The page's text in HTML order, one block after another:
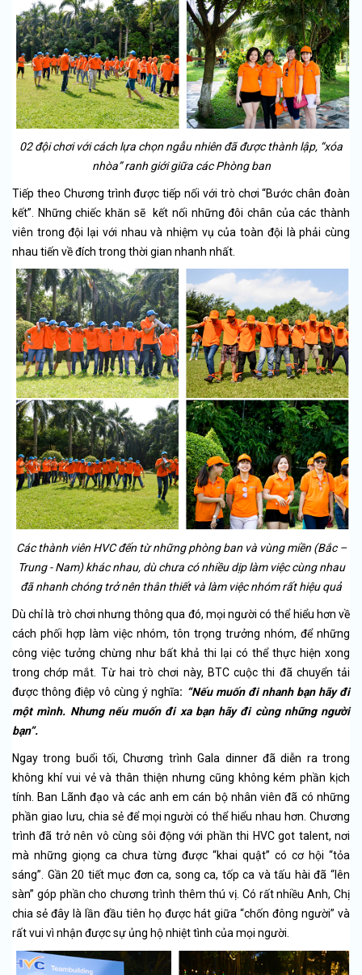
02 đội chơi với cách lựa chọn ngẫu nhiên đã được thành lập, “xóa
nhòa” ranh giới giữa các Phòng ban
Tiếp theo Chương trình được tiếp nối với trò chơi “Bước chân đoàn
kết”. Những chiếc khăn sẽ kết nối những đôi chân của các thành
viên trong đội lại với nhau và nhiệm vụ của toàn đội là phải cùng
nhau tiến về đích trong thời gian nhanh nhất.
Các thành viên HVC đến từ những phòng ban và vùng miền (Bắc –
Trung - Nam) khác nhau, dù chưa có nhiều dịp làm việc cùng nhau
đã nhanh chóng trở nên thân thiết và làm việc nhóm rất hiệu quả
Dù chỉ là trò chơi nhưng thông qua đó, mọi người có thể hiểu hơn về
cách phối hợp làm việc nhóm, tôn trọng trưởng nhóm, để những
công việc tưởng chừng như bất khả thi lại có thể thực hiện xong
trong chớp mắt. Từ hai trò chơi này, BTC cuộc thi đã chuyển tải
được thông điệp vô cùng ý nghĩa: “Nếu muốn đi nhanh bạn hãy đi
một mình. Nhưng nếu muốn đi xa bạn hãy đi cùng những người
bạn”.
Ngay trong buổi tối, Chương trình Gala dinner đã diễn ra trong
không khí vui vẻ và thân thiện nhưng cũng không kém phần kịch
tính. Ban Lãnh đạo và các anh em cán bộ nhân viên đã có những
phần giao lưu, chia sẻ để mọi người có thể hiểu nhau hơn. Chương
trình đã trở nên vô cùng sôi động với phần thi HVC got talent, nơi
mà những giọng ca chưa từng được “khai quật” có cơ hội “tỏa
sáng”. Gần 20 tiết mục đơn ca, song ca, tốp ca và tấu hài đã “lên
sàn” góp phần cho chương trình thêm thú vị. Có rất nhiều Anh, Chị
chia sẻ đây là lần đầu tiên họ được hát giữa “chốn đông người” và
rất vui vì nhận được sự ủng hộ nhiệt tình của mọi người.